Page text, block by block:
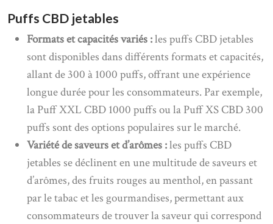
Puffs CBD jetables
Formats et capacités variés :les puffs CBD jetables
sont disponibles dans différents formats et capacités,
allant de 300 à 1000 puffs, offrant une expérience
longue durée pour les consommateurs. Par exemple,
la Puff XXL CBD 1000 puffs ou la Puff XS CBD 300
puffs sont des options populaires sur le marché.
Variété de saveurs et d’arômes :les puffs CBD
jetables se déclinent en une multitude de saveurs et
d’arômes, des fruits rouges au menthol, en passant
par le tabac et les gourmandises, permettant aux
consommateurs de trouver la saveur qui correspond